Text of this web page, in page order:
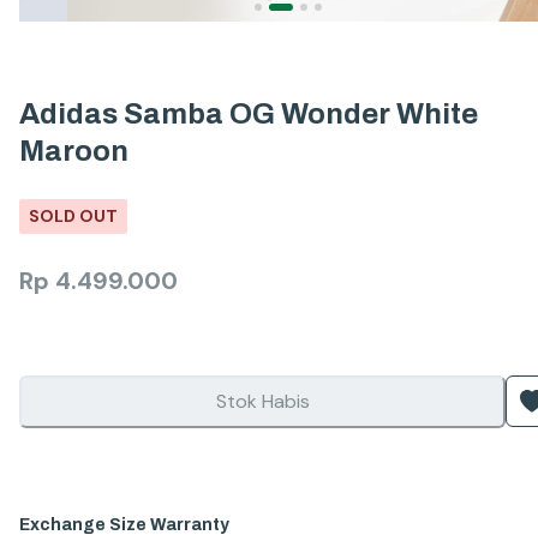
Adidas Samba OG Wonder White
Maroon
SOLD OUT
Rp 4.499.000
Stok Habis
Exchange Size Warranty